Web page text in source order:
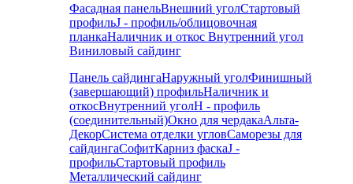
Фасадная панельВнешний уголСтартовый
профильJ - профиль/облицовочная
планкаНаличник и откос Внутренний угол
Виниловый сайдинг
Панель сайдингаНаружный уголФинишный
(завершающий) профильНаличник и
откосВнутренний уголH - профиль
(соединительный)Окно для чердакаАльта-
ДекорСистема отделки угловСаморезы для
сайдингаСофитКарниз фаскаJ -
профильСтартовый профиль
Металлический сайдинг